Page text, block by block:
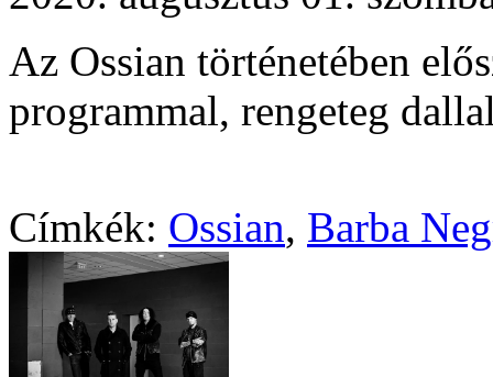
Az Ossian történetében
programmal, rengeteg
Címkék: Ossian, Barba